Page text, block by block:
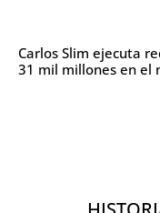
Carlos Slim ejecuta
31 mil millones en el